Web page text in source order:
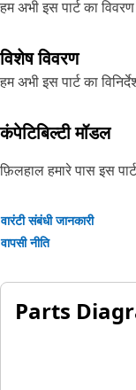
हम अभी इस पार्ट का
विशेष विवरण
हम अभी इस पार्ट का
कंपेटिबिल्टी मॉडल
फ़िलहाल हमारे पास इस
वारंटी संबंधी जानकारी
वापसी नीति
Parts